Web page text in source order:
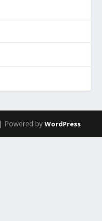
| Powered by WordPress